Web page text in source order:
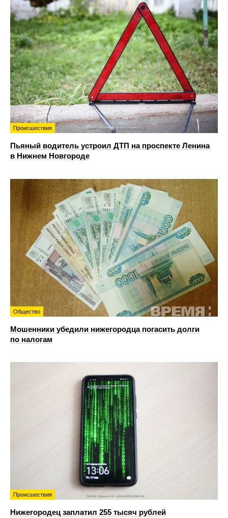
Происшествия
Пьяный водитель устроил ДТП на проспекте Ленина
в Нижнем Новгороде
Общество
Мошенники убедили нижегородца погасить долги
по налогам
Происшествия
Нижегородец заплатил 255 тысяч рублей